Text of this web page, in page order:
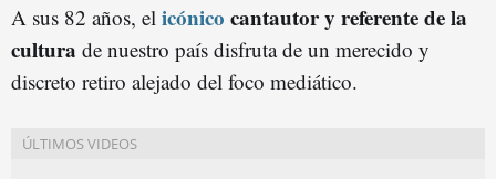
A sus 82 años, el icónico cantautor y referente de la
cultura de nuestro país disfruta de un merecido y
discreto retiro alejado del foco mediático.